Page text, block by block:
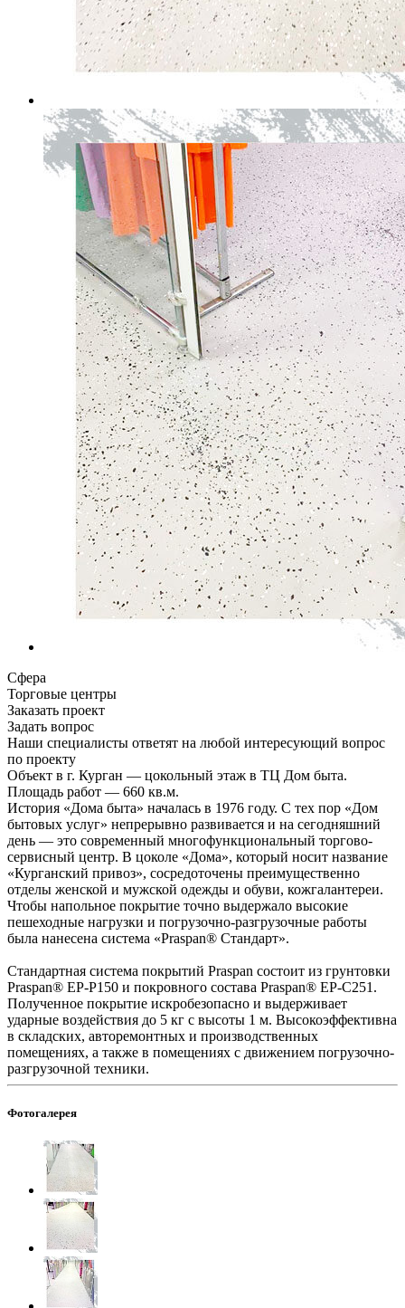
Сфера
Торговые центры
Заказать проект
Задать вопрос
Наши специалисты ответят на любой интересующий вопрос
по проекту
Объект в г. Курган — цокольный этаж в ТЦ Дом быта.
Площадь работ — 660 кв.м.
История «Дома быта» началась в 1976 году. С тех пор «Дом
бытовых услуг» непрерывно развивается и на сегодняшний
день — это современный многофункциональный торгово-
сервисный центр. В цоколе «Дома», который носит название
«Курганский привоз», сосредоточены преимущественно
отделы женской и мужской одежды и обуви, кожгалантереи.
Чтобы напольное покрытие точно выдержало высокие
пешеходные нагрузки и погрузочно-разгрузочные работы
была нанесена система «Praspan® Стандарт».
Стандартная система покрытий Praspan состоит из грунтовки
Praspan® ЕP-P150 и покровного состава Praspan® ЕP-C251.
Полученное покрытие искробезопасно и выдерживает
ударные воздействия до 5 кг с высоты 1 м. Высокоэффективна
в складских, авторемонтных и производственных
помещениях, а также в помещениях с движением погрузочно-
разгрузочной техники.
Фотогалерея